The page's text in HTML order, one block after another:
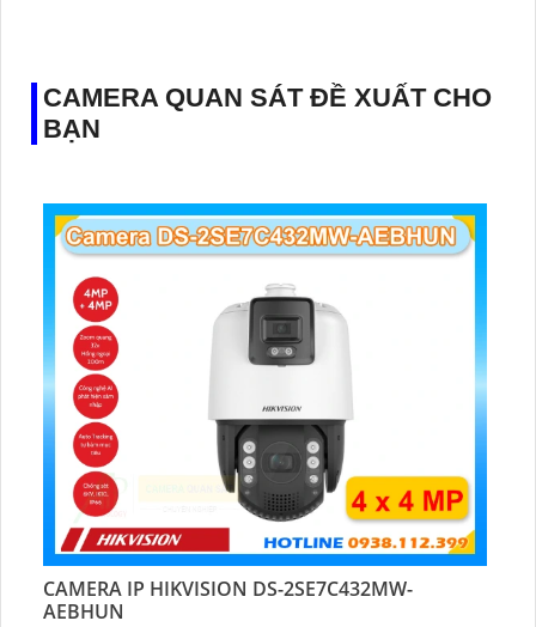
CAMERA QUAN SÁT ĐỀ XUẤT CHO
BẠN
CAMERA IP HIKVISION DS-2SE7C432MW-
AEBHUN